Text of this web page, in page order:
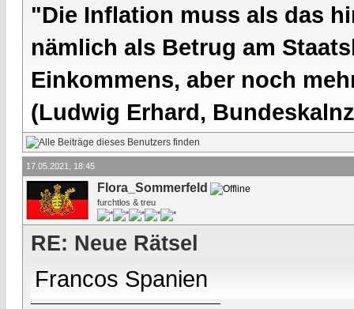
"Die Inflation muss als das
nämlich als Betrug am
Einkommens, aber noch
(Ludwig Erhard,
17.05.2021, 18:45
Flora_Sommerfeld
furchtlos & treu
RE: Neue Rätsel
Francos Spanien